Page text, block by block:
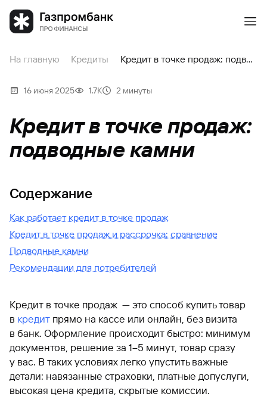
На главную Кредиты Кредит в точке продаж: подводные камни
16 июня 2025 1.7К 2 минуты
Кредит в точке продаж:
подводные камни
Содержание
Как работает кредит в точке продаж
Кредит в точке продаж и рассрочка: сравнение
Подводные камни
Рекомендации для потребителей
Кредит в точке продаж — это способ купить товар
в кредит прямо на кассе или онлайн, без визита
в банк. Оформление происходит быстро: минимум
документов, решение за 1–5 минут, товар сразу
у вас. В таких условиях легко упустить важные
детали: навязанные страховки, платные допуслуги,
высокая цена кредита, скрытые комиссии.